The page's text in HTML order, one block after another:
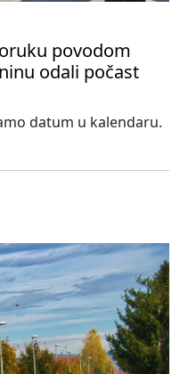
povodom
odali počast
datum u kalendaru.